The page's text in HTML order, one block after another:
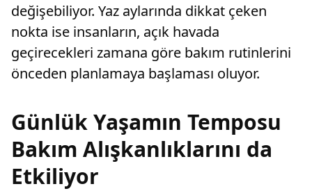
değişebiliyor. Yaz aylarında dikkat çeken
nokta ise insanların, açık havada
geçirecekleri zamana göre bakım rutinlerini
önceden planlamaya başlaması oluyor.
Günlük Yaşamın Temposu
Bakım Alışkanlıklarını da
Etkiliyor